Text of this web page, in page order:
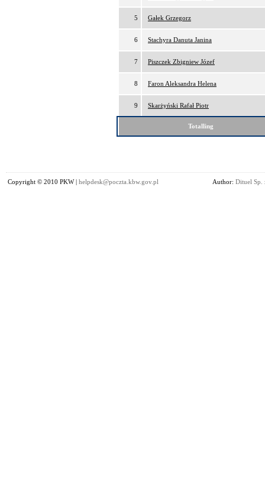
5 Gałek Grzegorz
6 Stachyra Danuta Janina
7 Piszczek Zbigniew Józef
8 Faron Aleksandra Helena
9 Skarżyński Rafał Piotr
Totalling
Copyright © 2010 PKW | helpdesk@poczta.kbw.gov.pl Author: Dituel Sp.